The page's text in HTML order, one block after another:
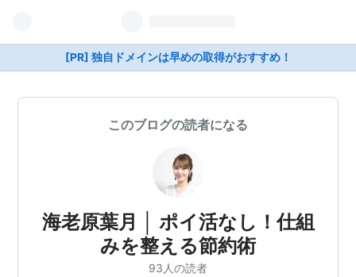
[PR] 独自ドメインは早めの取得がおすすめ！
このブログの読者になる
海老原葉月 │ ポイ活なし！仕組
みを整える節約術
93人の読者